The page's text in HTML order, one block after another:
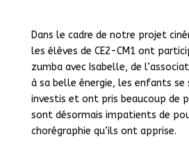
Dans le cadre de notre projet
les élèves de CE2-CM1 ont
zumba avec Isabelle, de
à sa belle énergie, les enfants
investis et ont pris beaucoup de
sont désormais impatients de
chorégraphie qu’ils ont apprise.